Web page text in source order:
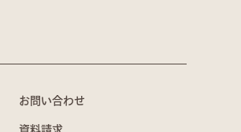
お問い合わせ